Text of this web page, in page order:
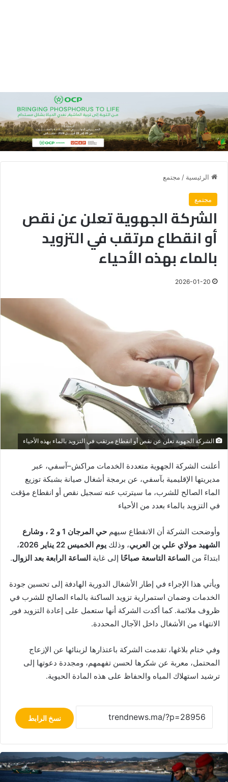
الرئيسية / مجتمع
مجتمع
الشركة الجهوية تعلن عن نقص
أو انقطاع مرتقب في التزويد
بالماء بهذه الأحياء
2026-01-20
الشركة الجهوية تعلن عن نقص أو انقطاع مرتقب في التزويد بالماء بهذه الأحياء
أعلنت الشركة الجهوية متعددة الخدمات مراكش–آسفي، عبر
مديريتها الإقليمية بآسفي، عن برمجة أشغال صيانة بشبكة توزيع
الماء الصالح للشرب، ما سيترتب عنه تسجيل نقص أو انقطاع مؤقت
في التزويد بالماء بعدد من الأحياء
وأوضحت الشركة أن الانقطاع سيهم
حي المرجان 1 و 2 ، وشارع
الشهيد مولاي علي بن العربي، وذلك يوم الخميس 22 يناير 2026
،
ابتداءً من الساعة التاسعة صباحًا إلى غاية الساعة الرابعة بعد الزوال.
ويأتي هذا الإجراء في إطار الأشغال الدورية الهادفة إلى تحسين جودة
الخدمات وضمان استمرارية تزويد الساكنة بالماء الصالح للشرب في
ظروف ملائمة. كما أكدت الشركة أنها ستعمل على إعادة التزويد فور
الانتهاء من الأشغال داخل الآجال المحددة.
وفي ختام بلاغها، تقدمت الشركة باعتذارها لزبنائها عن الإزعاج
المحتمل، معربة عن شكرها لحسن تفهمهم، ومجددة دعوتها إلى
ترشيد استهلاك المياه والحفاظ على هذه المادة الحيوية.
نسخ الرابط